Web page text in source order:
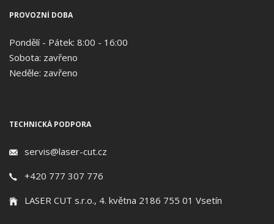
PROVOZNÍ DOBA
Pondělí - Pátek: 8:00 - 16:00
Sobota: zavřeno
Neděle: zavřeno
TECHNICKÁ PODPORA
servis@laser-cut.cz
+420 777 307 776
LASER CUT s.r.o., 4. května 2186 755 01 Vsetín